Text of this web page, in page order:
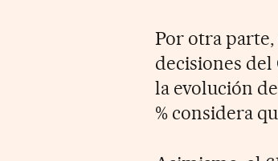
Por otra parte,
decisiones
la evolución
% considera